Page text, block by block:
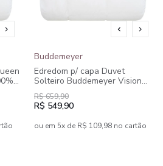
Buddemeyer
Edredom p/ capa Duvet
Solteiro Buddemeyer Vision
Fill 100% Algodão
R$ 659,90
R$ 549,90
ou em 5x de R$ 109,98 no cartão